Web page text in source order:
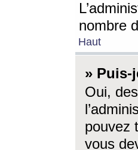
nombre
Haut
» Puis-
Oui,
pouvez
vous